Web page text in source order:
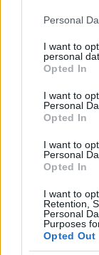
Please note
not limited to
grant or deny
use your data
consent section.
Personal
I want to
personal
Opted In
I want to
Personal
Opted In
I want to
Personal
Opted In
I want to
Retention,
Personal
Purposes
Opted Out
ΚΟΣΜΟΣ
Τουρκία:
με το PKK,
5/08/2026 - 4:30μμ